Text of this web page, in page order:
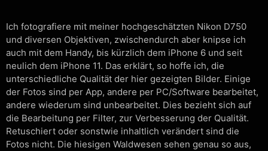
Ich fotografiere mit meiner hochgeschätzten Nikon D750
und diversen Objektiven, zwischendurch aber knipse ich
auch mit dem Handy, bis kürzlich dem iPhone 6 und seit
neulich dem iPhone 11. Das erklärt, so hoffe ich, die
unterschiedliche Qualität der hier gezeigten Bilder. Einige
der Fotos sind per App, andere per PC/Software bearbeitet,
andere wiederum sind unbearbeitet. Dies bezieht sich auf
die Bearbeitung per Filter, zur Verbesserung der Qualität.
Retuschiert oder sonstwie inhaltlich verändert sind die
Fotos nicht. Die hiesigen Waldwesen sehen genau so aus,